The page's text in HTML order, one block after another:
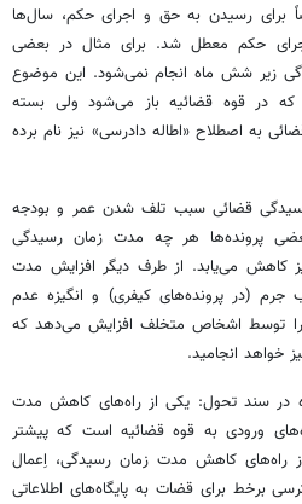
برای رسیدن به حق و اجرای حکم، سال‌ها
حکم معطل شد. برای مثال در بعضی
زیر شش ماه انجام نمی‌شود. این موضوع
در قوه قضائیه باز می‌شود ولی بسته
به اصطلاح «اطاله دادرسی» نیز نام برده
قضائی سبب تلف شدن عمر و بودجه
پرونده‌ها هر چه مدت زمان رسیدگی
کاهش می‌یابد. از طرف دیگر افزایش مدت
جرم (در پرونده‌های کیفری) و انگیزه عدم
را توسط اشخاص متخلف افزایش می‌دهد که
خواهد انجامید.
در سند تحول: یکی از راه‌های کاهش مدت
ورودی به قوه قضائیه است که پیشتر
راه‌های کاهش مدت زمان رسیدگی، اِعمال
برخط برای قضات به پایگاه‌های اطلاعاتی